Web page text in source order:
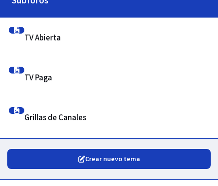
TV Abierta
TV Paga
Grillas de Canales
Crear nuevo tema